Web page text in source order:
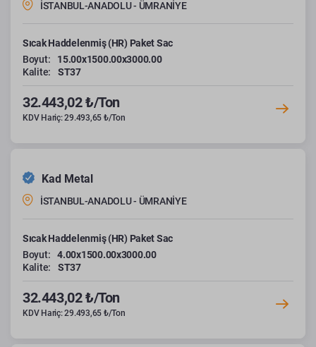
İSTANBUL-ANADOLU - ÜMRANİYE
Sıcak Haddelenmiş (HR) Paket Sac
Boyut:
15.00x1500.00x3000.00
Kalite:
ST37
32.443,02 ₺/Ton
KDV Hariç: 29.493,65 ₺/Ton
Kad Metal
İSTANBUL-ANADOLU - ÜMRANİYE
Sıcak Haddelenmiş (HR) Paket Sac
Boyut:
4.00x1500.00x3000.00
Kalite:
ST37
32.443,02 ₺/Ton
KDV Hariç: 29.493,65 ₺/Ton